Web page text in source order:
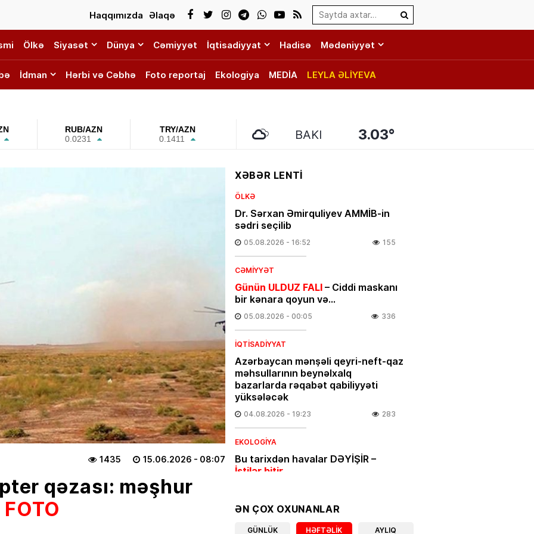
Search…
Haqqımızda Əlaqə
Ölkə Siyasət Dünya Cəmiyyət İqtisadiyyat Hadisə Mədəniyyət
İdman Hərbi və Cəbhə Foto reportaj Ekologiya MEDİA LEYLA ƏLİYEVA
RUB/AZN
0.0231
TRY/AZN
0.1411
BAKI 3.03°
15.06.2026 - 08:07
1435
qəzası: məşhur
FOTO
XƏBƏR LENTİ
ÖLKƏ
Dr. Sərxan Əmirquliyev AMMİB-in
sədri seçilib
05.08.2026 - 16:52 155
CƏMIYYƏT
Günün ULDUZ FALI– Ciddi maskanı
bir kənara qoyun və…
05.08.2026 - 00:05 336
İQTISADIYYAT
Azərbaycan mənşəli qeyri-neft-qaz
məhsullarının beynəlxalq
bazarlarda rəqabət qabiliyyəti
yüksələcək
04.08.2026 - 19:23 283
EKOLOGIYA
Bu tarixdən havalar DƏYİŞİR –
İstilər bitir
İQTISADIYYAT
ƏN ÇOX OXUNANLAR
GÜNLÜK HƏFTƏLIK AYLIQ